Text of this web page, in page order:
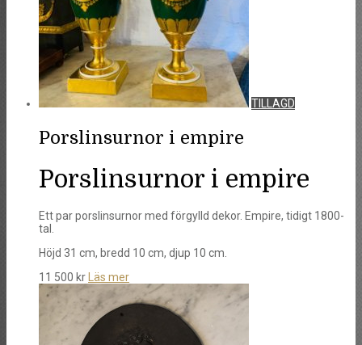
TILLAGD
Porslinsurnor i empire
Porslinsurnor i empire
Ett par porslinsurnor med förgylld dekor. Empire, tidigt 1800-
tal.
Höjd 31 cm, bredd 10 cm, djup 10 cm.
11 500 kr Läs mer